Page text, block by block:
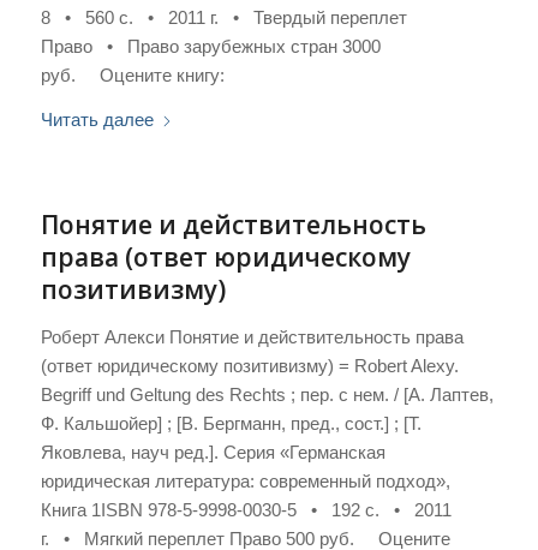
8 • 560 с. • 2011 г. • Твердый переплет
Право • Право зарубежных стран 3000
руб. Оцените книгу:
Читать далее
Понятие и действительность
права (ответ юридическому
позитивизму)
Роберт Алекси Понятие и действительность права
(ответ юридическому позитивизму) = Robert Alexy.
Begriff und Geltung des Rechts ; пер. с нем. / [А. Лаптев,
Ф. Кальшойер] ; [В. Бергманн, пред., сост.] ; [Т.
Яковлева, науч ред.]. Серия «Германская
юридическая литература: современный подход»,
Книга 1ISBN 978-5-9998-0030-5 • 192 с. • 2011
г. • Мягкий переплет Право 500 руб. Оцените